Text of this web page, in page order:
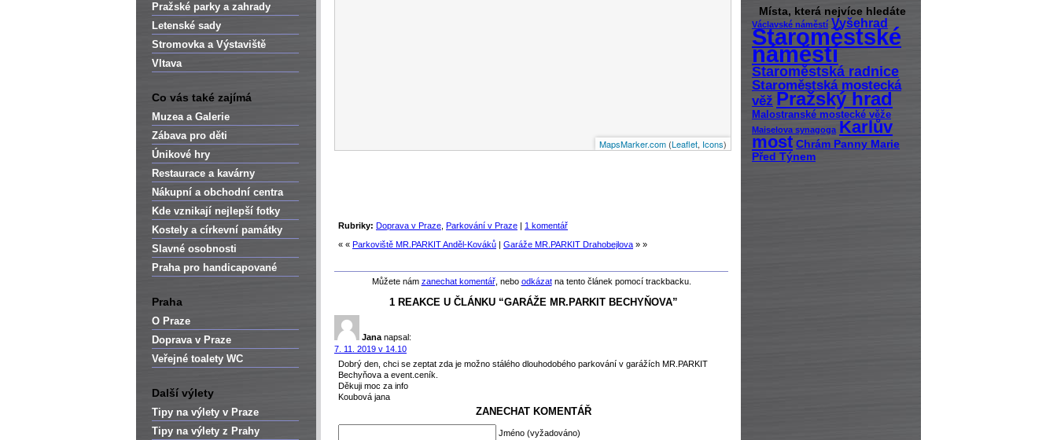
Pražské parky a zahrady
Letenské sady
Stromovka a Výstaviště
Vltava
Co vás také zajímá
Muzea a Galerie
Zábava pro děti
Únikové hry
Restaurace a kavárny
Nákupní a obchodní centra
Kde vznikají nejlepší fotky
Kostely a církevní památky
Slavné osobnosti
Praha pro handicapované
Praha
O Praze
Doprava v Praze
Veřejné toalety WC
Další výlety
Tipy na výlety v Praze
Tipy na výlety z Prahy
MapsMarker.com (Leaflet, Icons)
Rubriky: Doprava v Praze Parkování v Praze | 1 komentář
« « Parkoviště MR.PARKIT Anděl-Kováků | Garáže MR.PARKIT Drahobejlova » »
Můžete nám zanechat komentář, nebo odkázatna tento článek pomocí trackbacku.
1 REAKCE U ČLÁNKU “GARÁŽE MR.PARKIT BECHYŇOVA”
Jana napsal:
7. 11. 2019 v 14.10
Dobrý den, chci se zeptat zda je možno stálého dlouhodobého parkování v garážích MR.PARKIT
Bechyňova a event.ceník.
Děkuji moc za info
Koubová jana
ZANECHAT KOMENTÁŘ
Jméno (vyžadováno)
Místa, která nejvíce hledáte
Václavské náměstí Vyšehrad
Staroměstské
náměstí
Staroměstská radnice
Staroměstská mostecká
věž Pražský hrad
Malostranské mostecké věže
Maiselova synagoga Karlův
most Chrám Panny Marie
Před Týnem